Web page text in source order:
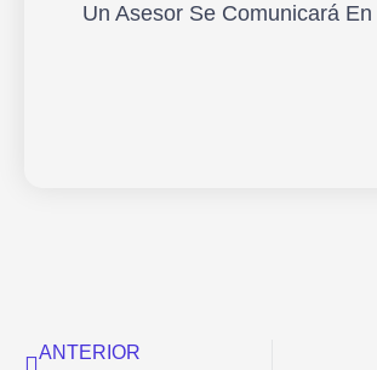
Un Asesor Se Comunicará
ANTERIOR